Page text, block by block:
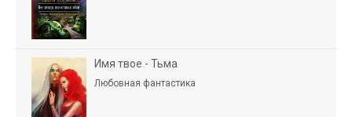
Имя твое - Тьма
Любовная фантастика